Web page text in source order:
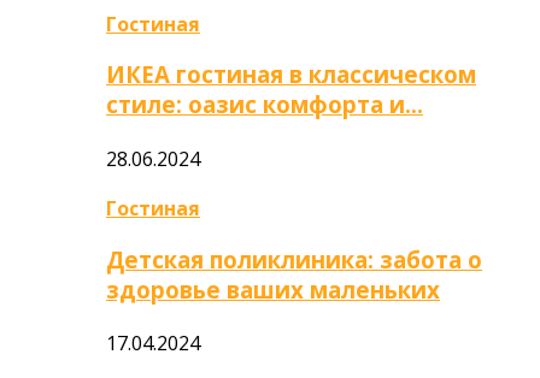
Гостиная
ИКЕА гостиная в классическом
стиле: оазис комфорта и…
28.06.2024
Гостиная
Детская поликлиника: забота о
здоровье ваших маленьких
17.04.2024